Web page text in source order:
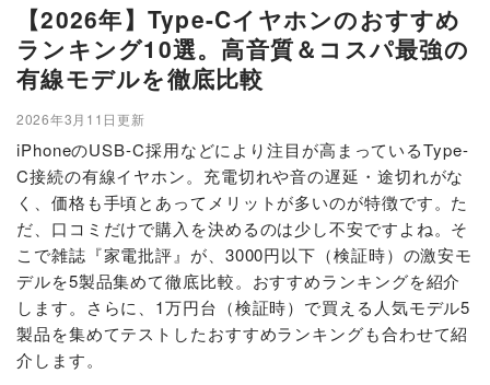
【2026年】Type-Cイヤホンのおすすめ
ランキング10選。高音質＆コスパ最強の
有線モデルを徹底比較
2026年3月11日更新
iPhoneのUSB-C採用などにより注目が高まっているType-
C接続の有線イヤホン。充電切れや音の遅延・途切れがな
く、価格も手頃とあってメリットが多いのが特徴です。た
だ、口コミだけで購入を決めるのは少し不安ですよね。そ
こで雑誌『家電批評』が、3000円以下（検証時）の激安モ
デルを5製品集めて徹底比較。おすすめランキングを紹介
します。さらに、1万円台（検証時）で買える人気モデル5
製品を集めてテストしたおすすめランキングも合わせて紹
介します。